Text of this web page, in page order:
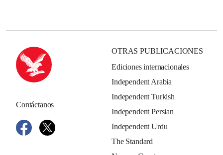
Contáctanos
OTRAS PUBLICACIONES
Ediciones internacionales
Independent Arabia
Independent Turkish
Independent Persian
Independent Urdu
The Standard